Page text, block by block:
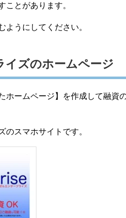
ことがあります。
ようにしてください。
イズのホームページ
ホームページ】を作成して融資
のスマホサイトです。